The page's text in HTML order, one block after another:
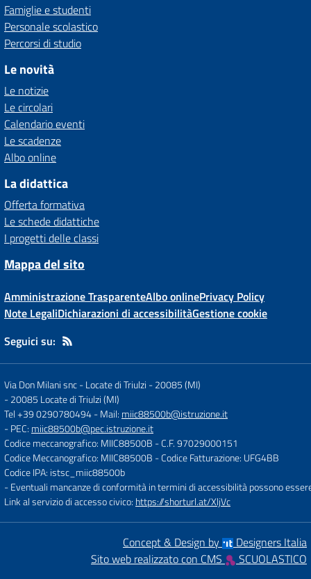
Famiglie e studenti
Personale scolastico
Percorsi di studio
Le novità
Le notizie
Le circolari
Calendario eventi
Le scadenze
Albo online
La didattica
Offerta formativa
Le schede didattiche
I progetti delle classi
Mappa del sito
Amministrazione TrasparenteAlbo onlinePrivacy Policy
Note LegaliDichiarazioni di accessibilitàGestione cookie
Seguici su:
Via Don Milani snc - Locate di Triulzi - 20085 (MI)
-20085 Locate di Triulzi (MI)
Tel +39 0290780494- Mail: miic88500b@istruzione.it
- PEC: miic88500b@pec.istruzione.it
Codice meccanografico: MIIC88500B - C.F. 97029000151
Codice Meccanografico: MIIC88500B - Codice Fatturazione: UFG4BB
Codice IPA: istsc_miic88500b
- Eventuali mancanze di conformità in termini di accessibilità possono
Link al servizio di accesso civico: https://shorturl.at/XljVc
Concept & Design by
Designers Italia
Sito web realizzato con CMS
SCUOLASTICO